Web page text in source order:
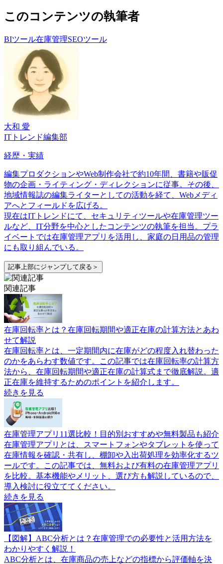
このコンテンツの執筆者
BIツール在庫管理SEOツール
大和 愛
ITトレンド編集部
経歴・実績
編集プロダクションやWeb制作会社で約10年間、書籍や販促
物の企画・ライティング・ディレクションに従事。その後、
地域情報誌の編集ライターとしての活動を経て、Webメディ
アへとフィールドを広げる。
現在はITトレンドにて、セキュリティツールや在庫管理ツー
ルなど、IT分野を中心としたコンテンツの執筆を担当。プラ
イベートでは在庫管理アプリを活用し、家庭の日用品の管理
にも取り組んでいる。
記事上部にジャンプして戻る＞
関連記事
在庫回転率とは？在庫回転期間や適正在庫の計算方法とあわ
せて解説
在庫回転率とは、一定期間内に在庫がどの程度入れ替わった
のかをあらわす数値です。この記事では在庫回転率の計算方
法から、在庫回転期間や適正在庫の計算式まで徹底解説。適
正在庫を維持するためのポイントを紹介します。
続きを見る
在庫管理アプリ11選比較！目的別おすすめや無料製品も紹介
在庫管理アプリとは、スマートフォンやタブレットを使って
在庫情報を確認・共有し、棚卸や入出荷処理を効率化するツ
ールです。この記事では、無料および有料の在庫管理アプリ
を比較。基本機能やメリット、選び方も解説しているので、
導入検討に役立ててください。
続きを見る
【図解】ABC分析とは？在庫管理での必要性と活用方法を
わかりやすく解説！
ABC分析とは、在庫商品の売上などの指標から評価軸を決